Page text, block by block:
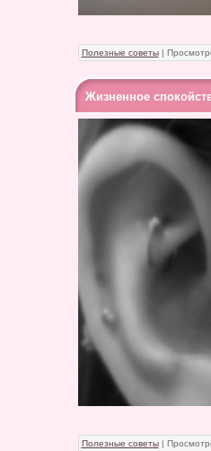
Полезные советы|
Жизненное
Полезные советы|